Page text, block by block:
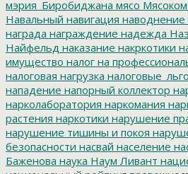
мэрия_Биробиджана мясо
Навальный навигация наводнение
награда награждение надежда
Найфельд наказание накркотики
имущество налог на
налоговая нагрузка
нападение напорный коллектор
нарколаборатория наркомания
растения наркотики нарушение
нарушение тишины и покоя
безопасности насвай население
Баженова наука Наум Ливант